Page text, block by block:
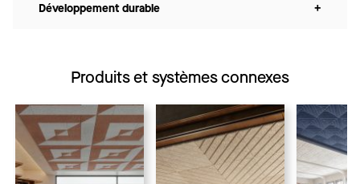
Développement durable +
Produits et systèmes connexes